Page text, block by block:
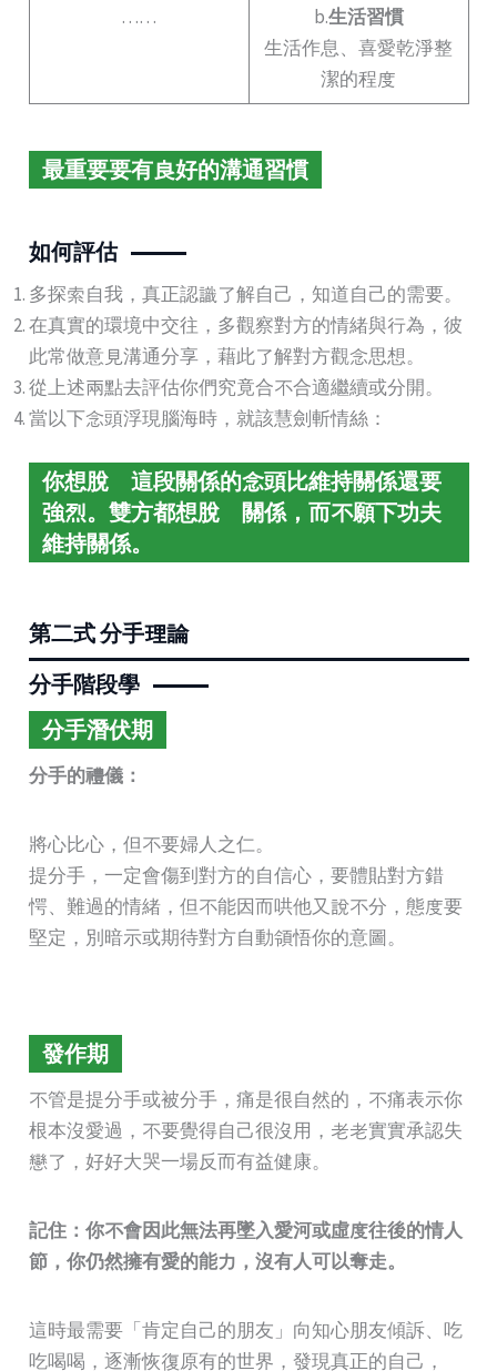
……
b.生活習慣
生活作息、喜愛乾淨整
潔的程度
最重要要有良好的溝通習慣
如何評估
多探索自我，真正認識了解自己，知道自己的需要。
在真實的環境中交往，多觀察對方的情緒與行為，彼
此常做意見溝通分享，藉此了解對方觀念思想。
從上述兩點去評估你們究竟合不合適繼續或分開。
當以下念頭浮現腦海時，就該慧劍斬情絲：
你想脫離這段關係的念頭比維持關係還要
強烈。雙方都想脫離關係，而不願下功夫
維持關係。
第二式 分手理論
分手階段學
分手潛伏期
分手的禮儀：
將心比心，但不要婦人之仁。
提分手，一定會傷到對方的自信心，要體貼對方錯
愕、難過的情緒，但不能因而哄他又說不分，態度要
堅定，別暗示或期待對方自動領悟你的意圖。
發作期
不管是提分手或被分手，痛是很自然的，不痛表示你
根本沒愛過，不要覺得自己很沒用，老老實實承認失
戀了，好好大哭一場反而有益健康。
記住：你不會因此無法再墜入愛河或虛度往後的情人
節，你仍然擁有愛的能力，沒有人可以奪走。
這時最需要「肯定自己的朋友」向知心朋友傾訴、吃
吃喝喝，逐漸恢復原有的世界，發現真正的自己，